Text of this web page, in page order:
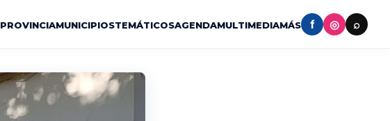
PROVINCIAMUNICIPIOSTEMÁTICOSAGENDAMULTIMEDIAMÁS f ◎ ⌕